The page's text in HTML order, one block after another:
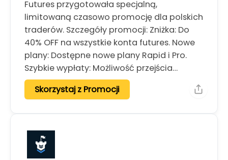
Futures przygotowała specjalną,
limitowaną czasowo promocję dla polskich
traderów. Szczegóły promocji: Zniżka: Do
40% OFF na wszystkie konta futures. Nowe
plany: Dostępne nowe plany Rapid i Pro.
Szybkie wypłaty: Możliwość przejścia…
Skorzystaj z Promocji